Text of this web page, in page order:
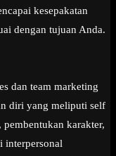
kesepakatan
dengan tujuan Anda.
dan team marketing
diri yang meliputi self
karakter,
interpersonal